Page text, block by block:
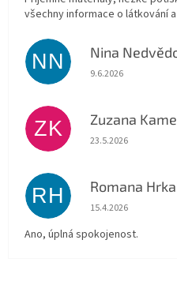
všechny informace o látkování
NN Nina
Hodnocení
9.6.2026
ZK Zuzana
Hodnocení
23.5.2026
RH Romana
Hodnocení
15.4.2026
Ano, úplná spokojenost.